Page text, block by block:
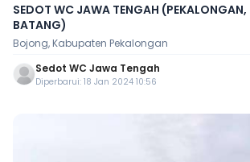
SEDOT WC JAWA TENGAH (PEKALONGAN,
BATANG)
Bojong, Kabupaten Pekalongan
Sedot WC Jawa Tengah
Diperbarui: 18 Jan 2024 10:56